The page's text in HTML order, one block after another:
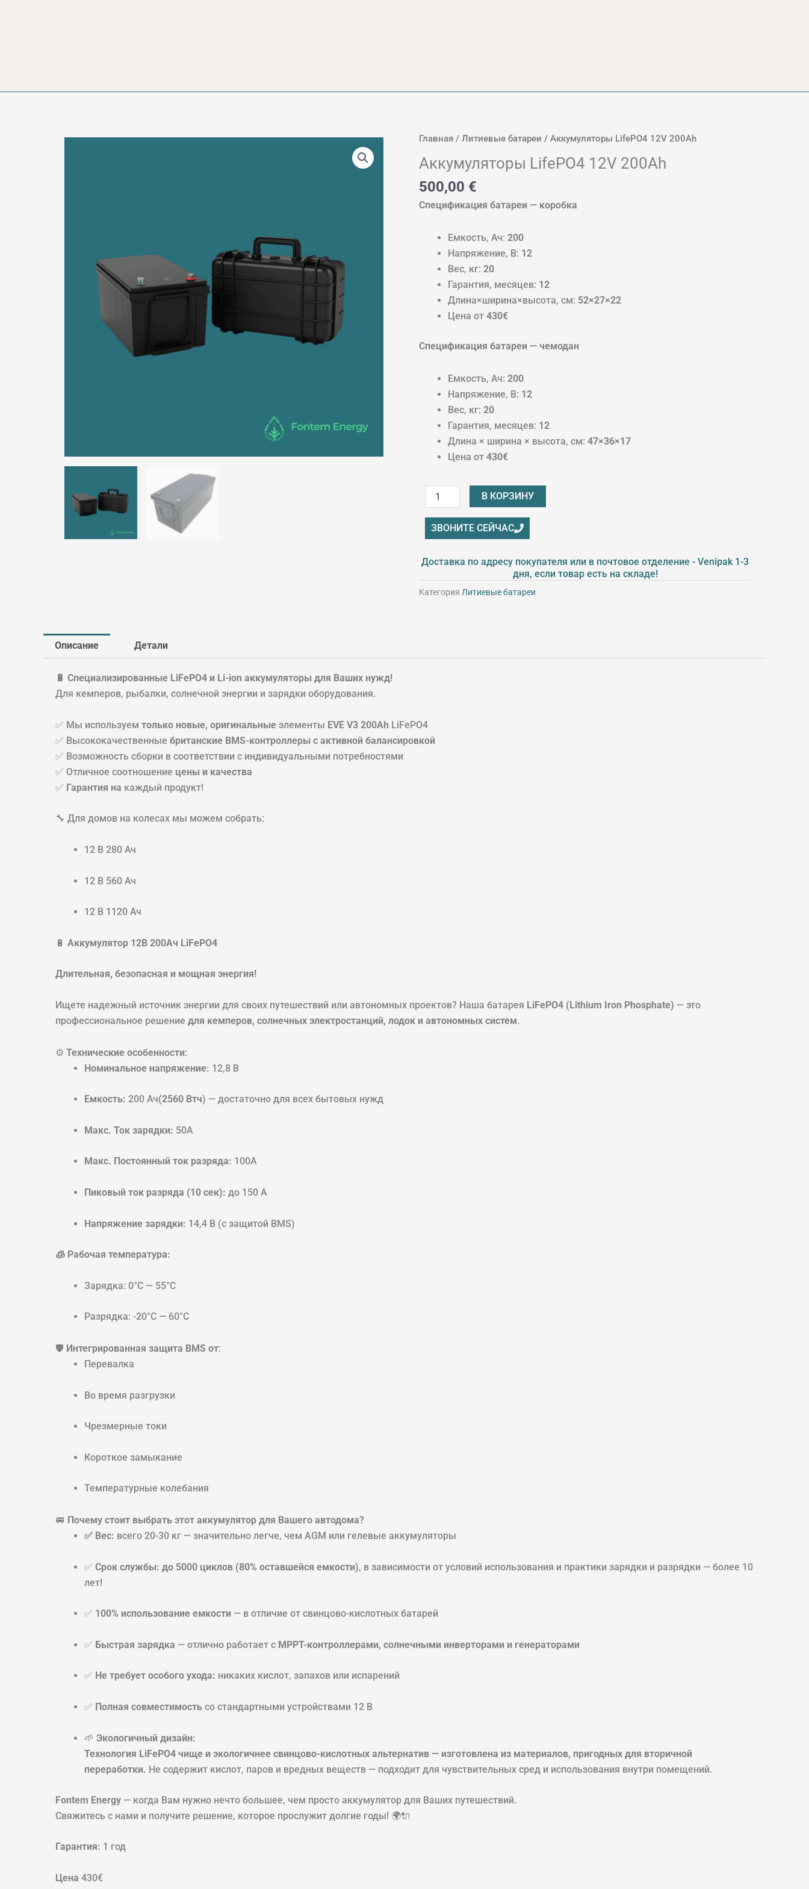
Главная / Литиевые батареи / Аккумуляторы LifePO4 12V 200Ah
Аккумуляторы LifePO4 12V 200Ah
500,00 €
Спецификация батареи — коробка
Емкость, Ач: 200
Напряжение, В: 12
Вес, кг: 20
Гарантия, месяцев: 12
Длина×ширина×высота, см: 52×27×22
Цена от 430€
Спецификация батареи — чемодан
Емкость, Ач: 200
Напряжение, В: 12
Вес, кг: 20
Гарантия, месяцев: 12
Длина × ширина × высота, см: 47×36×17
Цена от 430€
Количество
товара
Аккумуляторы
LifePO4
200Ah
В КОРЗИНУ
ЗВОНИТЕ СЕЙЧАС
Доставка по адресу покупателя или в почтовое отделение - Venipak 1-3
дня, если товар есть на складе!
Категория Литиевые батареи
Описание Детали
🔋 Специализированные LiFePO4 и Li-ion аккумуляторы для Ваших нужд!
Для кемперов, рыбалки, солнечной энергии и зарядки оборудования.
✅ Мы используем только новые, оригинальные элементы EVE V3 200Ah LiFePO4
✅ Высококачественные британские BMS-контроллеры с активной балансировкой
✅ Возможность сборки в соответствии с индивидуальными потребностями
✅ Отличное соотношение цены и качества
✅ Гарантия на каждый продукт!
🔧 Для домов на колесах мы можем собрать:
12 В 280 Ач
12 В 560 Ач
12 В 1120 Ач
🔋 Аккумулятор 12В 200Ач LiFePO4
Длительная, безопасная и мощная энергия!
Ищете надежный источник энергии для своих путешествий или автономных проектов? Наша батарея LiFePO4 (Lithium Iron Phosphate) — это
профессиональное решение для кемперов, солнечных электростанций, лодок и автономных систем.
⚙️ Технические особенности:
Номинальное напряжение: 12,8 В
Емкость: 200 Ач(2560 Втч) — достаточно для всех бытовых нужд
Макс. Ток зарядки: 50A
Макс. Постоянный ток разряда: 100A
Пиковый ток разряда (10 сек): до 150 А
Напряжение зарядки: 14,4 В (с защитой BMS)
🧊 Рабочая температура:
Зарядка: 0°C — 55°C
Разрядка: -20°C — 60°C
🛡️ Интегрированная защита BMS от:
Перевалка
Во время разгрузки
Чрезмерные токи
Короткое замыкание
Температурные колебания
🚐 Почему стоит выбрать этот аккумулятор для Вашего автодома?
✅ Вес: всего 20-30 кг — значительно легче, чем AGM или гелевые аккумуляторы
✅ Срок службы: до 5000 циклов (80% оставшейся емкости), в зависимости от условий использования и практики зарядки и разрядки — более 10
лет!
✅ 100% использование емкости — в отличие от свинцово-кислотных батарей
✅ Быстрая зарядка — отлично работает с MPPT-контроллерами, солнечными инверторами и генераторами
✅ Не требует особого ухода: никаких кислот, запахов или испарений
✅ Полная совместимость со стандартными устройствами 12 В
🌱 Экологичный дизайн:
Технология LiFePO4 чище и экологичнее свинцово-кислотных альтернатив — изготовлена из материалов, пригодных для вторичной
переработки. Не содержит кислот, паров и вредных веществ — подходит для чувствительных сред и использования внутри помещений.
Fontem Energy — когда Вам нужно нечто большее, чем просто аккумулятор для Ваших путешествий.
Свяжитесь с нами и получите решение, которое прослужит долгие годы! 🌍🔌
Гарантия: 1 год
Цена 430€